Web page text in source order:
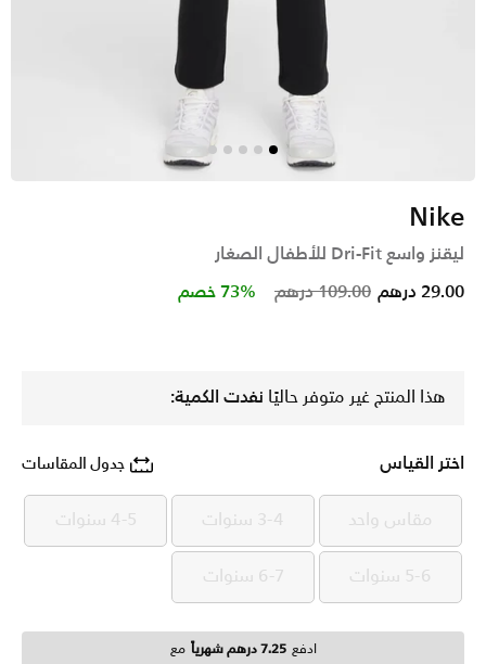
Nike
ليقنز واسع Dri-Fit للأطفال الصغار
Price reduced from
109.00 درهم to 29.00 درهم 73% خصم
هذا المنتج غير متوفر حاليًا نفدت الكمية:
اختر القياس جدول المقاسات
مقاس واحد
مقاس واحد 3-4 سنوات 3-4 سنوات 4-5 سنوات 4-5 سنوات
5-6 سنوات 5-6 سنوات 6-7 سنوات 6-7 سنوات
ادفع 7.25 درهم شهرياً مع